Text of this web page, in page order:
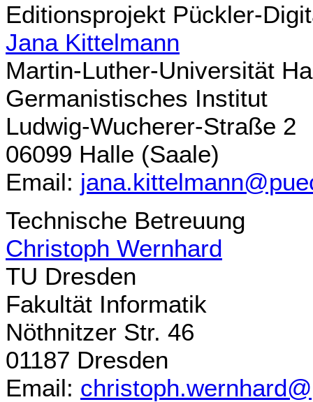
Editionsprojekt Pückler-
Jana Kittelmann
Martin-Luther-Universität
Germanistisches Institut
Ludwig-Wucherer-Straße 2
06099 Halle (Saale)
Email:
Technische Betreuung
Christoph Wernhard
TU Dresden
Fakultät Informatik
Nöthnitzer Str. 46
01187 Dresden
Email: